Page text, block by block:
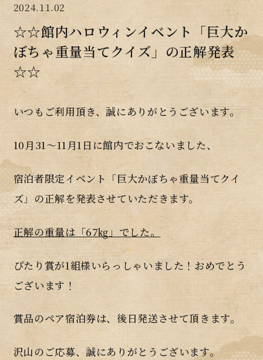
2024.11.02
☆☆館内ハロウィンイベント「巨大か
ぼちゃ重量当てクイズ」の正解発表
☆☆
いつもご利用頂き、誠にありがとうございます。
10月31～11月1日に館内でおこないました、
宿泊者限定イベント「巨大かぼちゃ重量当てクイ
ズ」の正解を発表させていただきます。
正解の重量は「67㎏」でした。
ぴたり賞が1組様いらっしゃいました！おめでとう
ございます！
賞品のペア宿泊券は、後日発送させて頂きます。
沢山のご応募、誠にありがとうございます。